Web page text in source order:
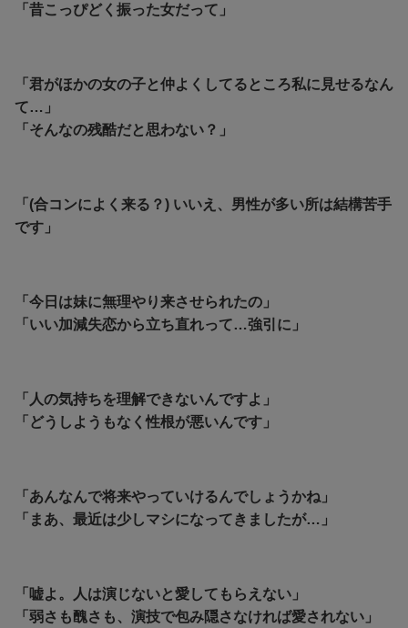
「昔こっぴどく振った女だって」
「君がほかの女の子と仲よくしてるところ私に見せるなん
て…」
「そんなの残酷だと思わない？」
「(合コンによく来る？) いいえ、男性が多い所は結構苦手
です」
「今日は妹に無理やり来させられたの」
「いい加減失恋から立ち直れって…強引に」
「人の気持ちを理解できないんですよ」
「どうしようもなく性根が悪いんです」
「あんなんで将来やっていけるんでしょうかね」
「まあ、最近は少しマシになってきましたが…」
「嘘よ。人は演じないと愛してもらえない」
「弱さも醜さも、演技で包み隠さなければ愛されない」